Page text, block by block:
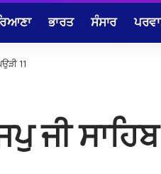
ਭਾਰਤ ਸੰਸਾਰ
11
ਜੀ ਸਾਹਿਬ